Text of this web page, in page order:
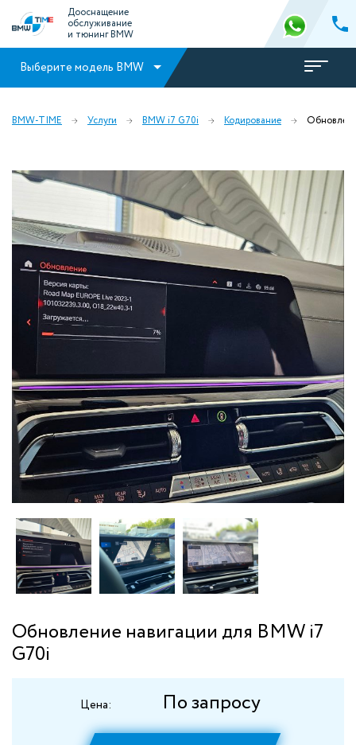
Дооснащение
обслуживание
и тюнинг BMW
Выберите модель BMW
BMW-TIME Услуги BMW i7 G70i Кодирование
Обновление навигации для BMW i7
G70i
Цена: По запросу